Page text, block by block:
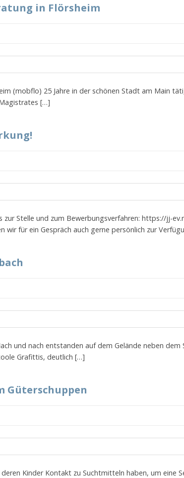
in Flörsheim
(mobflo) 25 Jahre in der schönen Stadt am Main
[…]
zur Stelle und zum Bewerbungsverfahren: https://jj-
für ein Gespräch auch gerne persönlich zur
und nach entstanden auf dem Gelände neben dem
Grafittis, deutlich […]
Güterschuppen
Kinder Kontakt zu Suchtmitteln haben, um eine